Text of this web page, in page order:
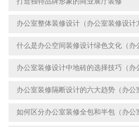
办公室整体装修设计（办公室装修设计
什么是办公空间装修设计绿色文化（办
办公室装修设计中地砖的选择技巧（办
办公室装修隔断设计的六大趋势（办公
如何区分办公室装修全包和半包（办公